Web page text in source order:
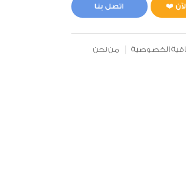
❤️ اتصل بنا
الخصوصية من نحن